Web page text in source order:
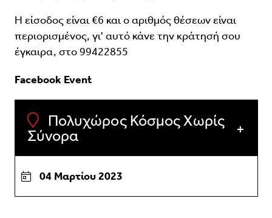
H είσοδος είναι €6 και ο αριθμός θέσεων είναι
περιορισμένος, γι' αυτό κάνε την κράτησή σου
έγκαιρα, στο 99422855
Facebook Event
Πολυχώρος Κόσμος Χωρίς
Σύνορα
04 Μαρτίου 2023